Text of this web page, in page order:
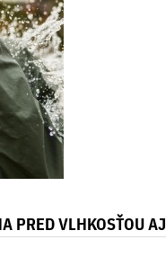
PRED VLHKOSŤOU AJ